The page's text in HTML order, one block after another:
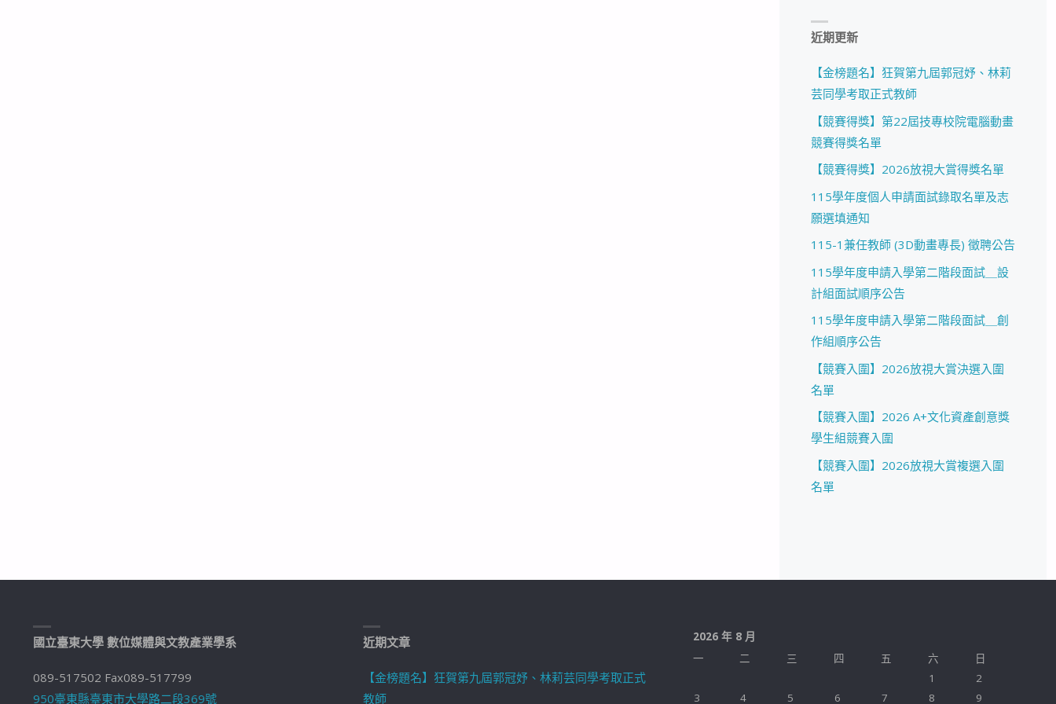
近期更新
【金榜題名】狂賀第九屆郭冠妤、林莉
芸同學考取正式教師
【競賽得獎】第22屆技專校院電腦動畫
競賽得獎名單
【競賽得獎】2026放視大賞得獎名單
115學年度個人申請面試錄取名單及志
願選填通知
115-1兼任教師 (3D動畫專長) 徵聘公告
115學年度申請入學第二階段面試＿設
計組面試順序公告
115學年度申請入學第二階段面試＿創
作組順序公告
【競賽入圍】2026放視大賞決選入圍
名單
【競賽入圍】2026 A+文化資產創意獎
學生組競賽入圍
【競賽入圍】2026放視大賞複選入圍
名單
國立臺東大學 數位媒體與文教產業學系
089-517502 Fax089-517799
950臺東縣臺東市大學路二段369號
近期文章
【金榜題名】狂賀第九屆郭冠妤、林莉芸同學考取正式
教師
2026 年 8 月
一
二 三 四 五 六
日
1
2
3
4 5 6 7 8 9